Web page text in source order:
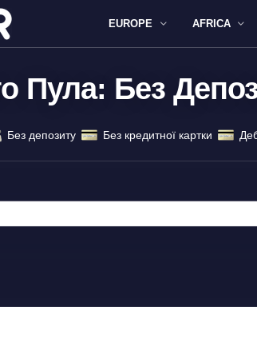
EUROPE AFRICA
Пула: Без
Без депозиту Без кредитної картки